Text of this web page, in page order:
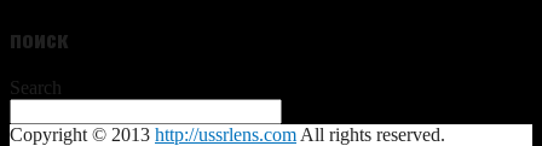
поиск
Search
Copyright © 2013 http://ussrlens.com All rights reserved.